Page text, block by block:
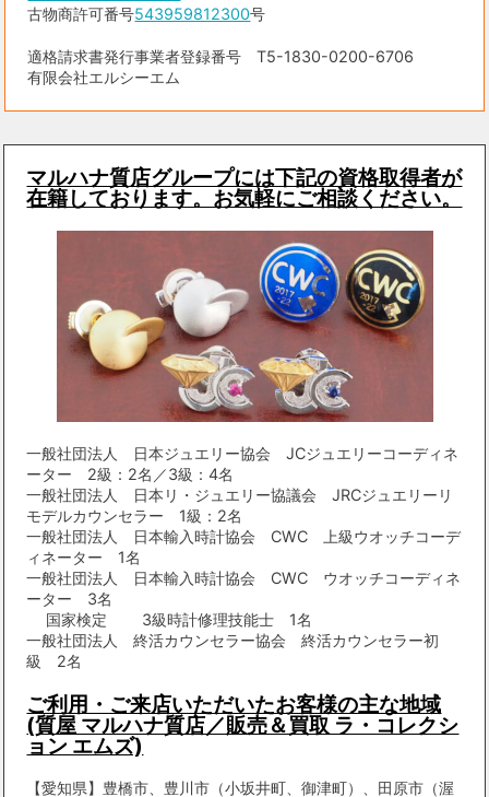
古物商許可番号543959812300号
適格請求書発行事業者登録番号 T5-1830-0200-6706
有限会社エルシーエム
マルハナ質店グループには下記の資格取得者が
在籍しております。お気軽にご相談ください。
一般社団法人 日本ジュエリー協会 JCジュエリーコーディネ
ーター 2級：2名／3級：4名
一般社団法人 日本リ・ジュエリー協議会 JRCジュエリーリ
モデルカウンセラー 1級：2名
一般社団法人 日本輸入時計協会 CWC 上級ウオッチコーデ
ィネーター 1名
一般社団法人 日本輸入時計協会 CWC ウオッチコーディネ
ーター 3名
国家検定 3級時計修理技能士 1名
一般社団法人 終活カウンセラー協会 終活カウンセラー初
級 2名
ご利用・ご来店いただいたお客様の主な地域
(質屋 マルハナ質店／販売＆買取 ラ・コレクシ
ョン エムズ)
【愛知県】豊橋市、豊川市（小坂井町、御津町）、田原市（渥